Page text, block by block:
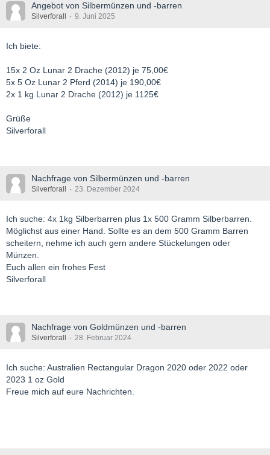
Angebot von Silbermünzen und -barren
Silverforall 9. Juni 2025
Ich biete:
15x 2 Oz Lunar 2 Drache (2012) je 75,00€
5x 5 Oz Lunar 2 Pferd (2014) je 190,00€
2x 1 kg Lunar 2 Drache (2012) je 1125€
Grüße
Silverforall
Nachfrage von Silbermünzen und -barren
Silverforall 23. Dezember 2024
Ich suche: 4x 1kg Silberbarren plus 1x 500 Gramm Silberbarren.
Möglichst aus einer Hand. Sollte es an dem 500 Gramm Barren
scheitern, nehme ich auch gern andere Stückelungen oder
Münzen.
Euch allen ein frohes Fest
Silverforall
Nachfrage von Goldmünzen und -barren
Silverforall 28. Februar 2024
Ich suche: Australien Rectangular Dragon 2020 oder 2022 oder
2023 1 oz Gold
Freue mich auf eure Nachrichten.